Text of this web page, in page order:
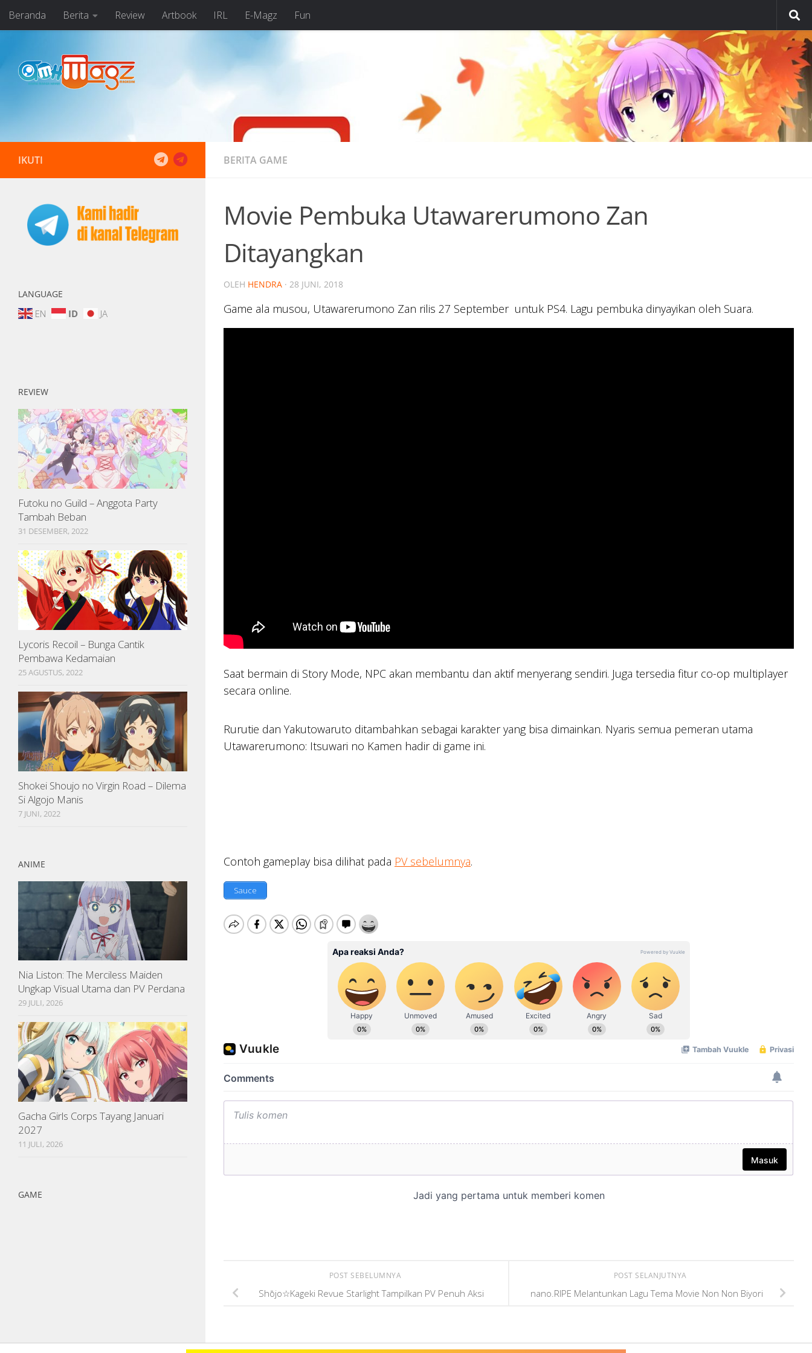
Skip to content
Beranda Berita Review Artbook IRL E-Magz Fun
BERITA GAME
Movie Pembuka Utawarerumono Zan
Ditayangkan
OLEH HENDRA · 28 JUNI, 2018
Game ala musou, Utawarerumono Zan rilis 27 September untuk PS4. Lagu pembuka dinyayikan oleh Suara.
Saat bermain di Story Mode, NPC akan membantu dan aktif menyerang sendiri. Juga tersedia fitur co-op multiplayer
secara online.
Rurutie dan Yakutowaruto ditambahkan sebagai karakter yang bisa dimainkan. Nyaris semua pemeran utama
Utawarerumono: Itsuwari no Kamen hadir di game ini.
Contoh gameplay bisa dilihat pada PV sebelumnya.
Sauce
POST SELANJUTNYA
nano.RIPE Melantunkan Lagu Tema Movie Non Non Biyori
POST SEBELUMNYA
Shōjo☆Kageki Revue Starlight Tampilkan PV Penuh Aksi
IKUTI
LANGUAGE
EN ID JA
REVIEW
Futoku no Guild – Anggota Party
Tambah Beban
31 DESEMBER, 2022
Lycoris Recoil – Bunga Cantik
Pembawa Kedamaian
25 AGUSTUS, 2022
Shokei Shoujo no Virgin Road – Dilema
Si Algojo Manis
7 JUNI, 2022
ANIME
Nia Liston: The Merciless Maiden
Ungkap Visual Utama dan PV Perdana
29 JULI, 2026
Gacha Girls Corps Tayang Januari
2027
11 JULI, 2026
GAME